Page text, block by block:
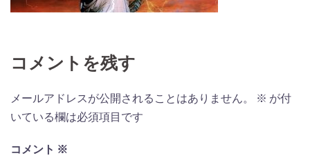
コメントを残す
メールアドレスが公開されることはありません。 ※ が付
いている欄は必須項目です
コメント ※